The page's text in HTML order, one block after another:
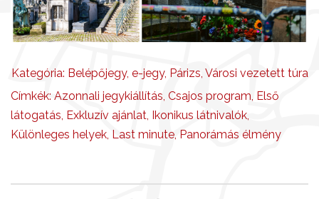
Kategória: Belépőjegy, e-jegy, Párizs, Városi vezetett túra
Címkék: Azonnali jegykiállítás, Csajos program, Első
látogatás, Exkluzív ajánlat, Ikonikus látnivalók,
Különleges helyek, Last minute, Panorámás élmény